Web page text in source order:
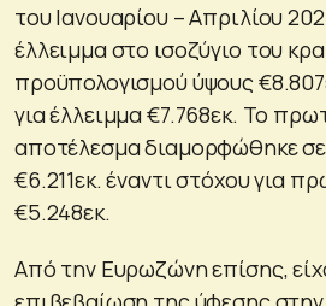
του Ιανουαρίου – Απριλίου
έλλειμμα στο ισοζύγιο του
προϋπολογισμού ύψους
για έλλειμμα €7.768εκ. Το
αποτέλεσμα διαμορφώθηκε
€6.211εκ. έναντι στόχου για
€5.248εκ.
Από την Ευρωζώνη επίσης,